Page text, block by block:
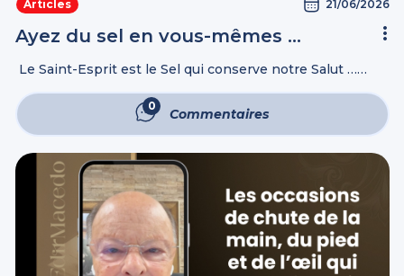
Articles 21/06/2026
Ayez du sel en vous-mêmes …
Le Saint-Esprit est le Sel qui conserve notre Salut …
L’Évangile de Luc 16:19-31 Et si ton œil est pour ...
0
Commentaires
Commentaires